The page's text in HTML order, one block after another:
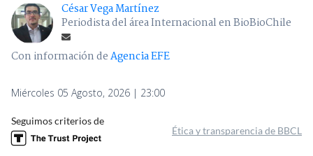
César Vega Martínez
Periodista del área Internacional en BioBioChile
Con información deAgencia EFE
Miércoles 05 Agosto, 2026 | 23:00
Seguimos criterios de
Ética y transparencia de BBCL